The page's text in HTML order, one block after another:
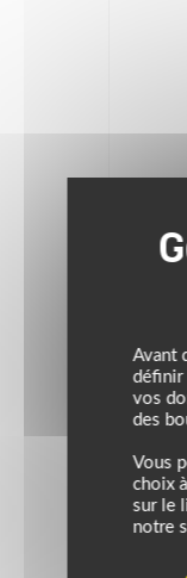
Avant
définir
vos
des
Vous
choix
sur le
notre